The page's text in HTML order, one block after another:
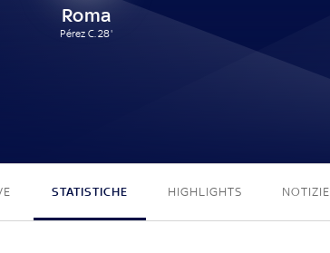
Roma
Pérez C. 28'
STATISTICHE HIGHLIGHTS NOTIZIE